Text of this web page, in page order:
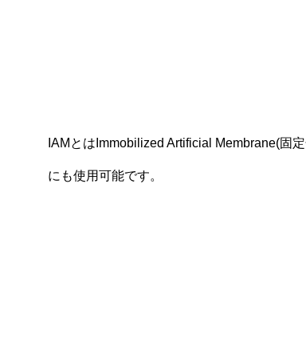
IAMとはImmobilized Artificial Membrane(固
にも使用可能です。